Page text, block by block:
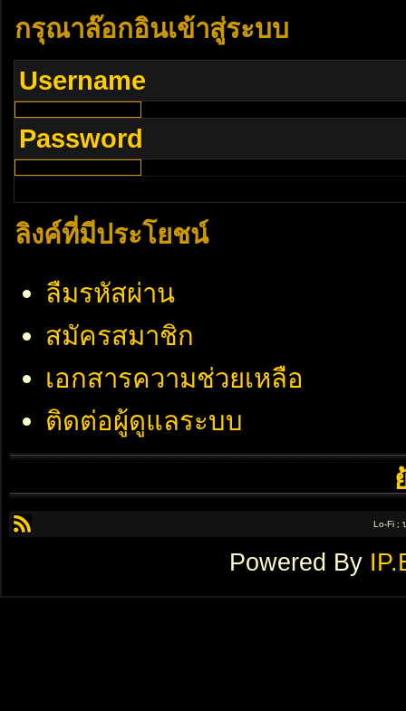
กรุณาล๊อกอินเข้าสู่ระบบ
Username
Password
ลิงค์ที่มีประโยชน์
ลืมรหัสผ่าน
สมัครสมาชิก
เอกสารความช่วยเหลือ
ติดต่อผู้ดูแลระบบ
Lo-Fi ;
Powered By